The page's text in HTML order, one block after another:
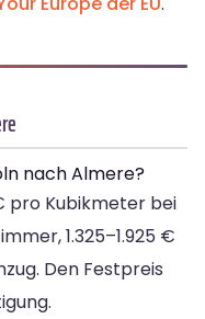
nach Almere?
pro Kubikmeter bei
1.325–1.925 €
Den Festpreis